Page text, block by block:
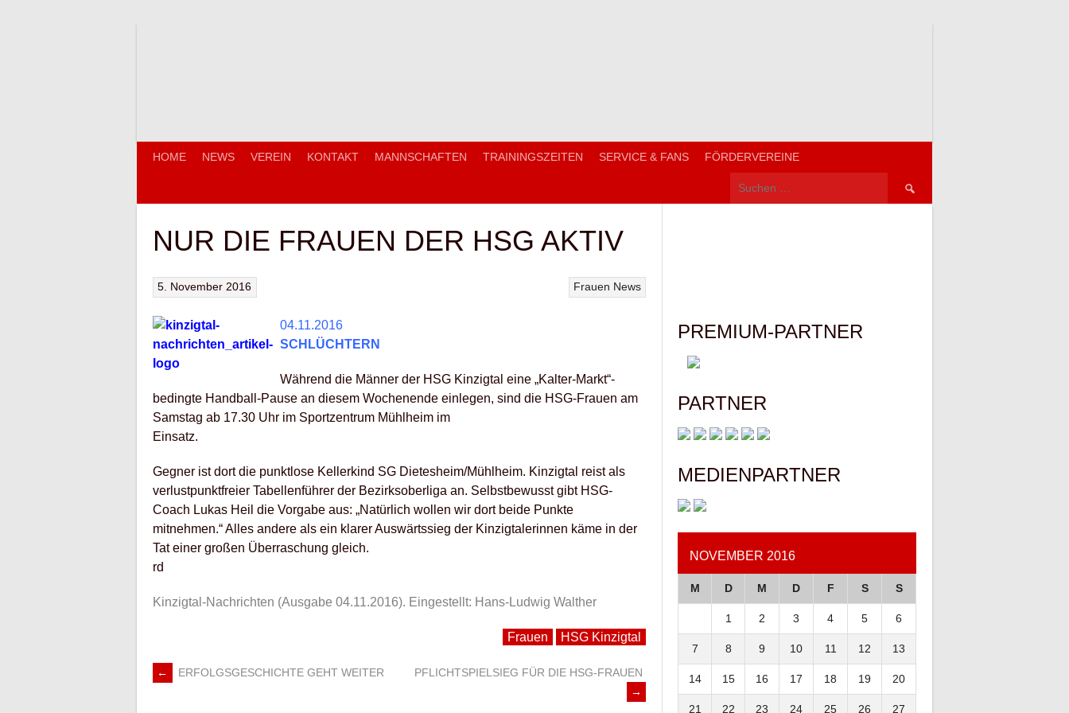
HOME NEWS VEREIN KONTAKT MANNSCHAFTEN TRAININGSZEITEN SERVICE & FANS FÖRDERVEREINE
Suchen
NUR DIE FRAUEN DER HSG AKTIV
Frauen News
5. November 2016
04.11.2016
SCHLÜCHTERN
Während die Männer der HSG Kinzigtal eine „Kalter-Markt“-
bedingte Handball-Pause an diesem Wochenende einlegen, sind die HSG-Frauen am
Samstag ab 17.30 Uhr im Sportzentrum Mühlheim im
Einsatz.
Gegner ist dort die punktlose Kellerkind SG Dietesheim/Mühlheim. Kinzigtal reist als
verlustpunktfreier Tabellenführer der Bezirksoberliga an. Selbstbewusst gibt HSG-
Coach Lukas Heil die Vorgabe aus: „Natürlich wollen wir dort beide Punkte
mitnehmen.“ Alles andere als ein klarer Auswärtssieg der Kinzigtalerinnen käme in der
Tat einer großen Überraschung gleich.
rd
Kinzigtal-Nachrichten (Ausgabe 04.11.2016). Eingestellt: Hans-Ludwig Walther
Frauen HSG Kinzigtal
ARTIKEL-
← ERFOLGSGESCHICHTE GEHT WEITER
PFLICHTSPIELSIEG FÜR DIE HSG-FRAUEN
→
PREMIUM-PARTNER
PARTNER
MEDIENPARTNER
NOVEMBER 2016
M D M D F S S
1 2 3 4 5 6
7 8 9 10 11 12 13
14 15 16 17 18 19 20
21 22 23 24 25 26 27